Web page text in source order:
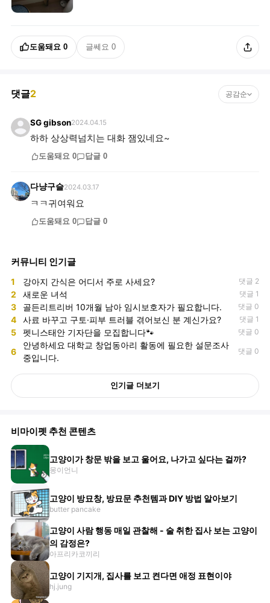
도움돼요 0 글쎄요 0
댓글2 공감순
SG gibson2024.04.15
하하 상상력넘치는 대화 잼있네요~
도움돼요 0 답글 0
다냥구슬2024.03.17
ㅋㅋ귀여워요
도움돼요 0 답글 0
커뮤니티 인기글
1 강아지 간식은 어디서 주로 사세요? 댓글 2
2 새로운 녀석 댓글 1
3 골든리트리버 10개월 남아 임시보호자가 필요합니다. 댓글 0
4 사료 바꾸고 구토·피부 트러블 겪어보신 분 계신가요? 댓글 1
5 펫니스태안 기자단을 모집합니다🐾 댓글 0
6
안녕하세요 대학교 창업동아리 활동에 필요한 설문조사
중입니다.
댓글 0
인기글 더보기
비마이펫 추천 콘텐츠
고양이가 창문 밖을 보고 울어요, 나가고 싶다는 걸까?
몽이언니
고양이 방묘창, 방묘문 추천템과 DIY 방법 알아보기
butter pancake
고양이 사람 행동 매일 관찰해 - 술 취한 집사 보는 고양이
의 감정은?
아프리카코끼리
고양이 기지개, 집사를 보고 켠다면 애정 표현이야
hj.jung